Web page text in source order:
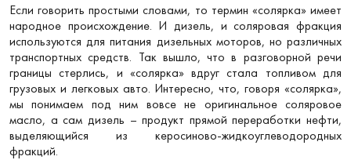
Если говорить простыми словами, то термин «солярка» имеет
народное происхождение. И дизель, и соляровая фракция
используются для питания дизельных моторов, но различных
транспортных средств. Так вышло, что в разговорной речи
границы стерлись, и «солярка» вдруг стала топливом для
грузовых и легковых авто. Интересно, что, говоря «солярка»,
мы понимаем под ним вовсе не оригинальное соляровое
масло, а сам дизель – продукт прямой переработки нефти,
выделяющийся из керосиново-жидкоуглеводородных
фракций.